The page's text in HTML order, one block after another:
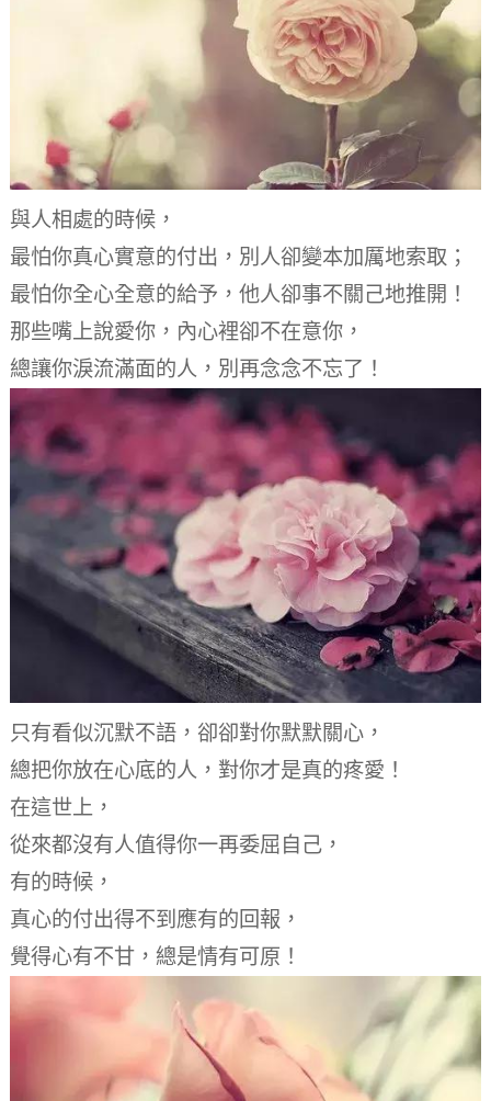
與人相處的時候，
最怕你真心實意的付出， 別人卻變本加厲地索取；
最怕你全心全意的給予， 他人卻事不關己地推開！
那些嘴上說愛你， 內心裡卻不在意你，
總讓你淚流滿面的人， 別再念念不忘了！
只有看似沉默不語， 卻卻對你默默關心，
總把你放在心底的人， 對你才是真的疼愛！
在這世上，
從來都沒有人值得你一再委屈自己，
有的時候，
真心的付出得不到應有的回報，
覺得心有不甘，總是情有可原！